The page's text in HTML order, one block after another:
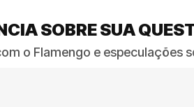
SOBRE SUA
o Flamengo e especulações